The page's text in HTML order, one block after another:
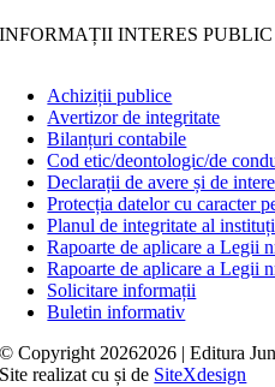
INFORMAȚII INTERES PUBLIC
Achiziții publice
Avertizor de integritate
Bilanțuri contabile
Cod etic/deontologic/de
Declarații de avere și de
Protecția datelor cu caracter
Planul de integritate al
Rapoarte de aplicare a Legii
Rapoarte de aplicare a Legii
Solicitare informații
Buletin informativ
© Copyright 20262026 | Editura
Site realizat cușide SiteXdesign